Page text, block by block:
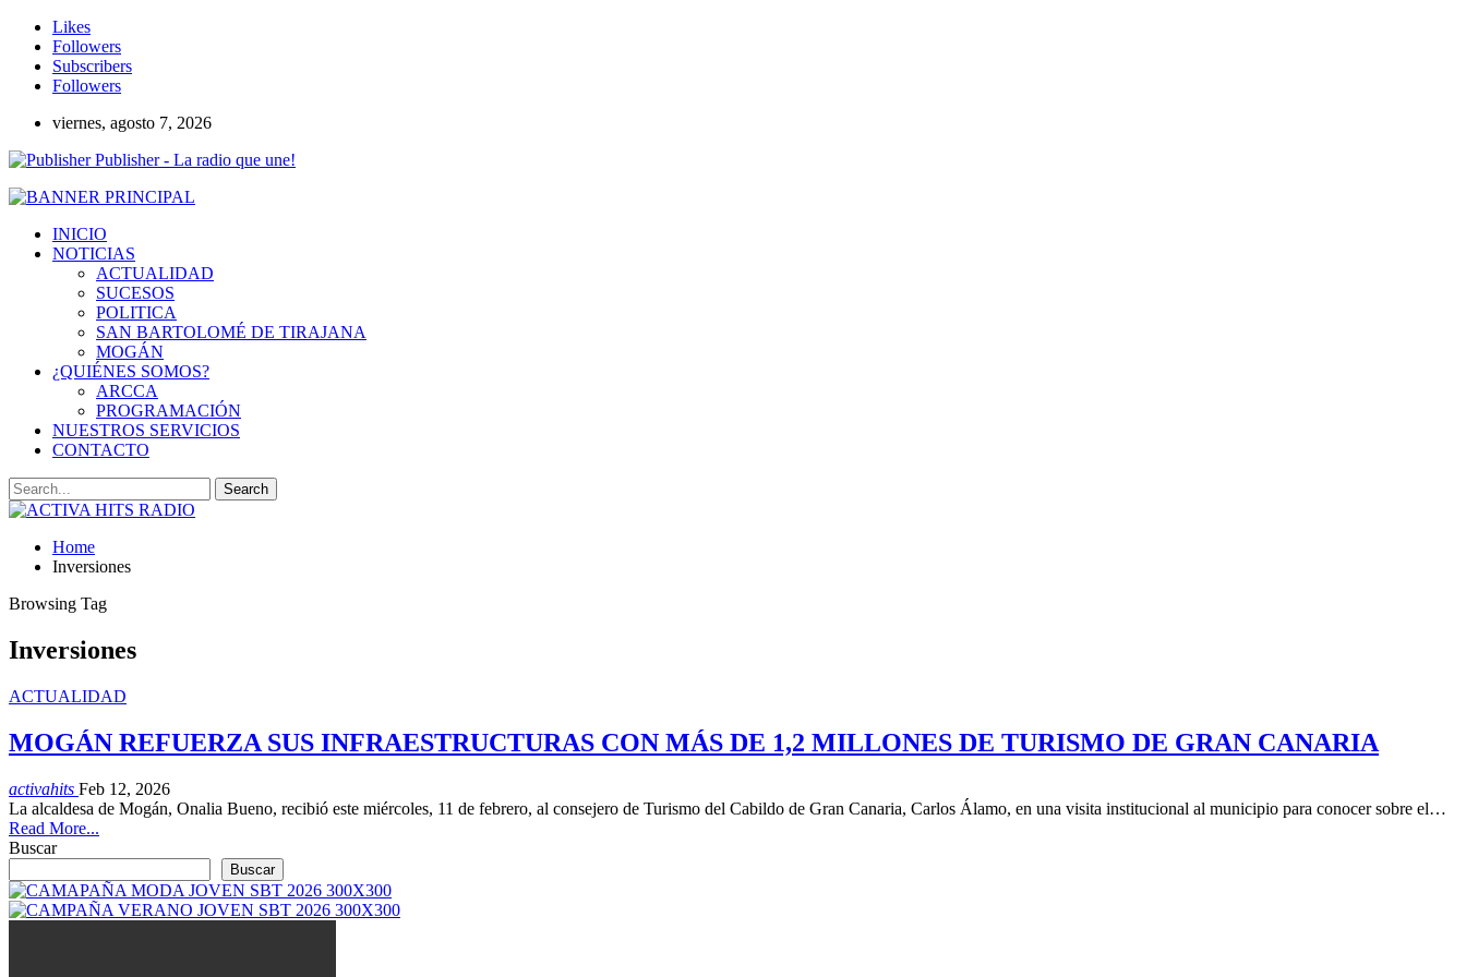
Likes
Followers
Subscribers
Followers
viernes, agosto 7, 2026
Publisher - La radio que une!
INICIO
NOTICIAS
ACTUALIDAD
SUCESOS
POLITICA
SAN BARTOLOMÉ DE TIRAJANA
MOGÁN
¿QUIÉNES SOMOS?
ARCCA
PROGRAMACIÓN
NUESTROS SERVICIOS
CONTACTO
Home
Inversiones
Browsing Tag
Inversiones
ACTUALIDAD
MOGÁN REFUERZA SUS INFRAESTRUCTURAS CON MÁS DE 1,2 MILLONES DE TURISMO DE GRAN CANARIA
activahits Feb 12, 2026
La alcaldesa de Mogán, Onalia Bueno, recibió este miércoles, 11 de febrero, al consejero de Turismo del Cabildo de Gran Canaria, Carlos Álamo, en una visita institucional al municipio para conocer sobre el…
Read More...
Buscar
Buscar